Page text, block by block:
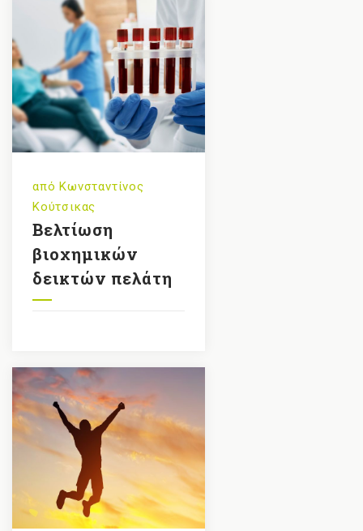
απόΚωνσταντίνος
Κούτσικας
Βελτίωση
βιοχημικών
δεικτών πελάτη